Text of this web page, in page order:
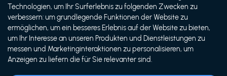
© 2021 FutureBens GmbH
Technologien, um Ihr Surferlebnis zu folgenden Zwecken zu
verbessern: um grundlegende Funktionen der Website zu
ermöglichen, um ein besseres Erlebnis auf der Website zu bieten,
um Ihr Interesse an unseren Produkten und Dienstleistungen zu
messen und Marketinginteraktionen zu personalisieren, um
Anzeigen zu liefern die für Sie relevanter sind.